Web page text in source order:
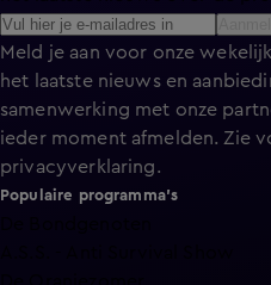
Meld je aan voor onze
het laatste nieuws en
samenwerking met onze
ieder moment afmelden. Zie
privacyverklaring.
Populaire programma's